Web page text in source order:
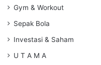
Gym & Workout
Sepak Bola
Investasi & Saham
U T A M A